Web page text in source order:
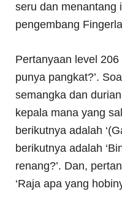
seru dan menantang
pengembang
Pertanyaan level 206
punya pangkat?’.
semangka dan
kepala mana yang
berikutnya adalah
berikutnya adalah
renang?’. Dan,
‘Raja apa yang